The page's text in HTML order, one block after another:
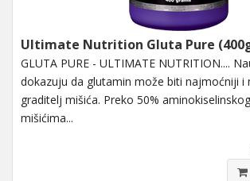
Ultimate Nutrition Gluta Pure
GLUTA PURE - ULTIMATE NUTRITION....
dokazuju da glutamin može biti najmoćniji i
graditelj mišića. Preko 50%
mišićima...